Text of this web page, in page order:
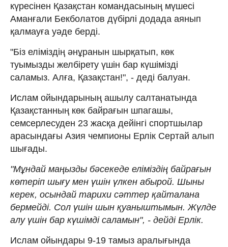
күресінен Қазақстан командасының мүшесі
Аманғали Бекболатов дүбірлі додада аянып
қалмауға уәде берді.
"Біз еліміздің әнұранын шырқатып, көк
туымызды желбірету үшін бар күшімізді
саламыз. Алға, Қазақстан!", - деді балуан.
Ислам ойындарының ашылу салтанатында
Қазақстанның көк байрағын шпагашы,
семсерлесуден 23 жасқа дейінгі спортшылар
арасындағы Азия чемпионы Ерлік Сертай алып
шығады.
"Мұндай маңызды бәсекеде еліміздің байрағын
көтеріп шығу мен үшін үлкен абырой. Шыны
керек, осындай тарихи сәттер қайталана
бермейді. Сол үшін шын қуаныштымын. Жүлде
алу үшін бар күшімді саламын", - дейді Ерлік.
Ислам ойындары 9-19 тамыз аралығында